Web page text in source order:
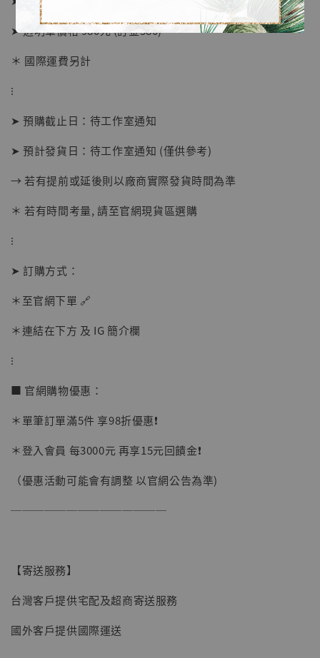
摩 [7STARS Studio]
NT$ 1,500
NT$ 1,870
【現貨】BJSTUDIO 1/6系列可動蒐藏人偶 讓
子彈飛 鵝城縣長 張麻子 [BK01]
➤ 透明罩價格 980元 (訂金580)
＊ 國際運費另計
⁝
➤ 預購截止日：待工作室通知
➤ 預計發貨日：待工作室通知 (僅供參考)
→ 若有提前或延後則以廠商實際發貨時間為準
＊ 若有時間考量, 請至官網現貨區選購
⁝
➤ 訂購方式：
＊至官網下單 🔗
＊連結在下方 及 IG 簡介欄
⁝
■ 官網購物優惠：
＊單筆訂單滿5件 享98折優惠❗️
＊登入會員 每3000元 再享15元回饋金❗️
（優惠活動可能會有調整 以官網公告為準)
──────────────
【寄送服務】
台灣客戶提供宅配及超商寄送服務
國外客戶提供國際運送